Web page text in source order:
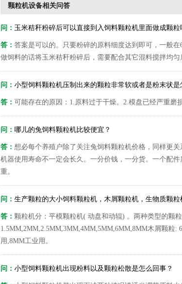
颗粒机设备相关问答
问： 玉米秸秆粉碎后可以直接到入饲料颗粒机里面做成颗粒
答： 答案是可以的。只要粉碎的原料细度达到即可，一般
做饲料的话将玉米秸秆粉碎后，需要配合其它混料搅拌均匀
问： 小型饲料颗粒机压制出来的颗粒非常软或者是粉末状是
答： 可能存在的原因：1.原料过于干燥。2.模盘已经严重磨
问： 哪儿的兔饲料颗粒机比较便宜？
答： 想必每个养殖户除了关注兔饲料颗粒机价格，同样更
机器使用寿命不一定会长久。一分价钱，一分货。一个配
重。
问： 生产颗粒的大小饲料颗粒机，木屑颗粒机，生物质颗粒
答： 颗粒机分：平模颗粒机( 动盘和动辊) 。两种类型的颗
1.5MM,2MM,2.5MM,3MM,4MM,5MM,6MM,8MM木屑颗粒
用,8MM工业用。
问： 小型饲料颗粒机出现粉料以及颗粒松散是怎么回事？